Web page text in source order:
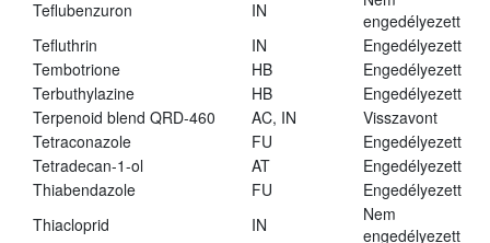
Teflubenzuron
IN
engedélyezett
Tefluthrin
IN
Engedélyezett
Tembotrione
HB
Engedélyezett
Terbuthylazine
HB
Engedélyezett
Terpenoid blend QRD-460
AC, IN
Visszavont
Tetraconazole
FU
Engedélyezett
Tetradecan-1-ol
AT
Engedélyezett
Thiabendazole
FU
Engedélyezett
Thiacloprid
IN
Nem
engedélyezett